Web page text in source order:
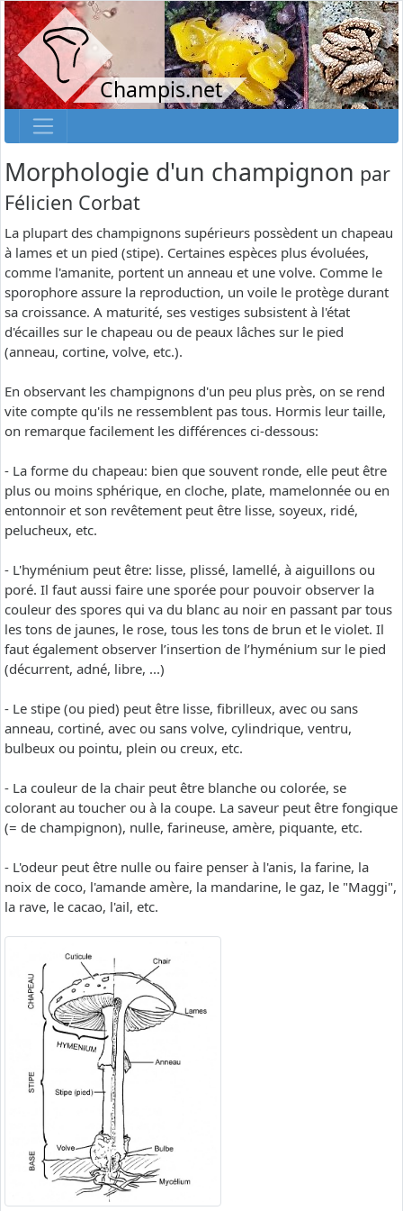
Champis.net
Morphologie d'un champignon par
Félicien Corbat
La plupart des champignons supérieurs possèdent un chapeau
à lames et un pied (stipe). Certaines espèces plus évoluées,
comme l'amanite, portent un anneau et une volve. Comme le
sporophore assure la reproduction, un voile le protège durant
sa croissance. A maturité, ses vestiges subsistent à l'état
d'écailles sur le chapeau ou de peaux lâches sur le pied
(anneau, cortine, volve, etc.).
En observant les champignons d'un peu plus près, on se rend
vite compte qu'ils ne ressemblent pas tous. Hormis leur taille,
on remarque facilement les différences ci-dessous:
- La forme du chapeau: bien que souvent ronde, elle peut être
plus ou moins sphérique, en cloche, plate, mamelonnée ou en
entonnoir et son revêtement peut être lisse, soyeux, ridé,
pelucheux, etc.
- L'hyménium peut être: lisse, plissé, lamellé, à aiguillons ou
poré. Il faut aussi faire une sporée pour pouvoir observer la
couleur des spores qui va du blanc au noir en passant par tous
les tons de jaunes, le rose, tous les tons de brun et le violet. Il
faut également observer l’insertion de l’hyménium sur le pied
(décurrent, adné, libre, ...)
- Le stipe (ou pied) peut être lisse, fibrilleux, avec ou sans
anneau, cortiné, avec ou sans volve, cylindrique, ventru,
bulbeux ou pointu, plein ou creux, etc.
- La couleur de la chair peut être blanche ou colorée, se
colorant au toucher ou à la coupe. La saveur peut être fongique
(= de champignon), nulle, farineuse, amère, piquante, etc.
- L'odeur peut être nulle ou faire penser à l'anis, la farine, la
noix de coco, l'amande amère, la mandarine, le gaz, le "Maggi",
la rave, le cacao, l'ail, etc.